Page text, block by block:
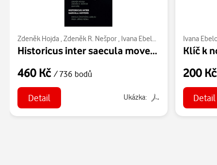
Zdeněk Hojda , Zdeněk R. Nešpor, Ivana Ebelová
Historicus inter saecula movens
460 Kč / 736 bodů
Detail Ukázka:
Ivana
Klíč k
200
Detail